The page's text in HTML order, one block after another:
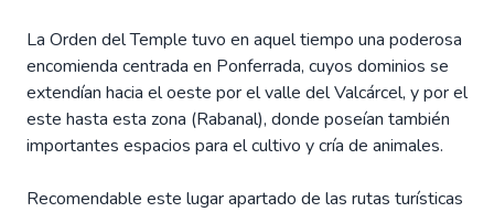
La Orden del Temple tuvo en aquel tiempo una poderosa
encomienda centrada en Ponferrada, cuyos dominios se
extendían hacia el oeste por el valle del Valcárcel, y por el
este hasta esta zona (Rabanal), donde poseían también
importantes espacios para el cultivo y cría de animales.
Recomendable este lugar apartado de las rutas turísticas